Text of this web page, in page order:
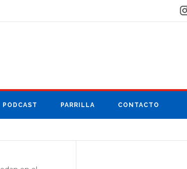
PODCAST PARRILLA CONTACTO